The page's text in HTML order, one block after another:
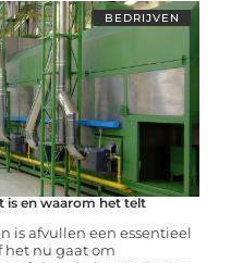
BEDRIJVEN
is en waarom het telt
is afvullen een essentieel
het nu gaat om